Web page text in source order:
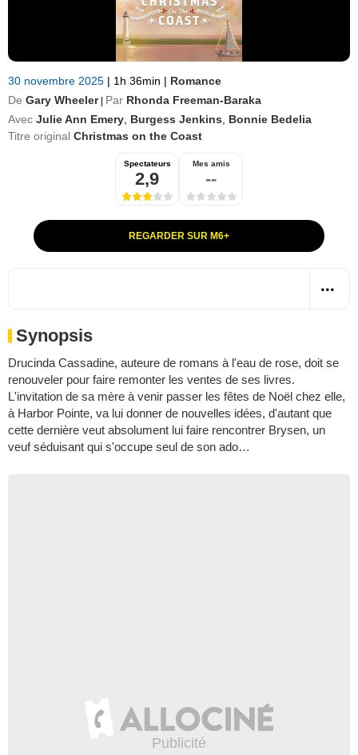
30 novembre 2025 | 1h 36min | Romance
De Gary Wheeler Par Rhonda Freeman-Baraka
Avec Julie Ann Emery Burgess Jenkins
Bonnie Bedelia
Titre original Christmas on the Coast
Spectateurs
2,9
Mes amis
--
REGARDER SUR M6+
Synopsis
Drucinda Cassadine, auteure de romans à l'eau de rose, doit se
renouveler pour faire remonter les ventes de ses livres.
L'invitation de sa mère à venir passer les fêtes de Noël chez elle,
à Harbor Pointe, va lui donner de nouvelles idées, d'autant que
cette dernière veut absolument lui faire rencontrer Brysen, un
veuf séduisant qui s'occupe seul de son ado…